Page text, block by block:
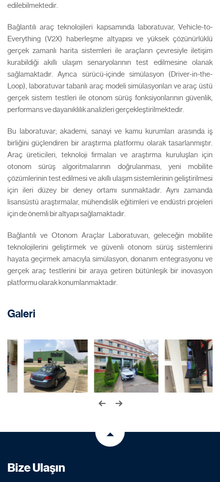
edilebilmektedir.
Bağlantılı araç teknolojileri kapsamında laboratuvar, Vehicle-to-
Everything (V2X) haberleşme altyapısı ve yüksek çözünürlüklü
gerçek zamanlı harita sistemleri ile araçların çevresiyle iletişim
kurabildiği akıllı ulaşım senaryolarının test edilmesine olanak
sağlamaktadır. Ayrıca sürücü-içinde simülasyon (Driver-in-the-
Loop), laboratuvar tabanlı araç modeli simülasyonları ve araç üstü
gerçek sistem testleri ile otonom sürüş fonksiyonlarının güvenlik,
performans ve dayanıklılık analizleri gerçekleştirilmektedir.
Bu laboratuvar; akademi, sanayi ve kamu kurumları arasında iş
birliğini güçlendiren bir araştırma platformu olarak tasarlanmıştır.
Araç üreticileri, teknoloji firmaları ve araştırma kuruluşları için
otonom sürüş algoritmalarının doğrulanması, yeni mobilite
çözümlerinin test edilmesi ve akıllı ulaşım sistemlerinin geliştirilmesi
için ileri düzey bir deney ortamı sunmaktadır. Aynı zamanda
lisansüstü araştırmalar, mühendislik eğitimleri ve endüstri projeleri
için de önemli bir altyapı sağlamaktadır.
Bağlantılı ve Otonom Araçlar Laboratuvarı, geleceğin mobilite
teknolojilerini geliştirmek ve güvenli otonom sürüş sistemlerini
hayata geçirmek amacıyla simülasyon, donanım entegrasyonu ve
gerçek araç testlerini bir araya getiren bütünleşik bir inovasyon
platformu olarak konumlanmaktadır.
Galeri
Bize Ulaşın